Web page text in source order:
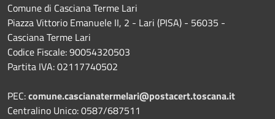
Comune di Casciana Terme Lari
Piazza Vittorio Emanuele II, 2 - Lari (PISA) - 56035 -
Casciana Terme Lari
Codice Fiscale: 90054320503
Partita IVA: 02117740502
PEC:comune.cascianatermelari@postacert.toscana.it
Centralino Unico: 0587/687511